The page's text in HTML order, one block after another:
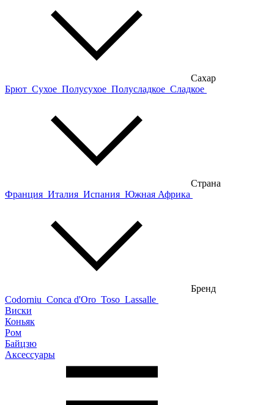
Сахар
Брют Сухое Полусухое Полусладкое Сладкое
Страна
Франция Италия Испания Южная Африка
Бренд
Codorniu Conca d'Oro Toso Lassalle
Виски
Коньяк
Ром
Байцзю
Аксессуары